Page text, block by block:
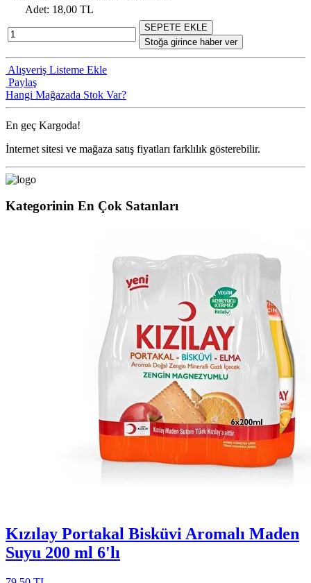
Adet: 18,00 TL
SEPETE EKLE
Stoğa girince haber ver
Alışveriş Listeme Ekle
Paylaş
Hangi Mağazada Stok Var?
En geç Kargoda!
İnternet sitesi ve mağaza satış fiyatları farklılık gösterebilir.
Kategorinin En Çok Satanları
Kızılay Portakal Bisküvi Aromalı Maden
Suyu 200 ml 6'lı